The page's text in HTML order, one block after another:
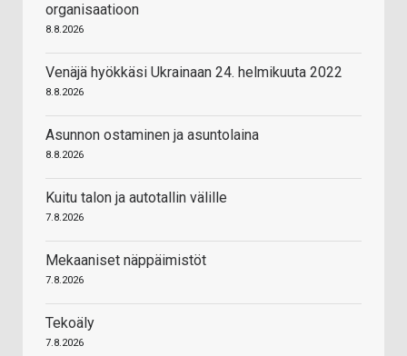
organisaatioon
8.8.2026
Venäjä hyökkäsi Ukrainaan 24. helmikuuta 2022
8.8.2026
Asunnon ostaminen ja asuntolaina
8.8.2026
Kuitu talon ja autotallin välille
7.8.2026
Mekaaniset näppäimistöt
7.8.2026
Tekoäly
7.8.2026